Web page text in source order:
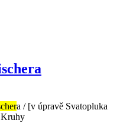
a / [v úpravě Svatopluka